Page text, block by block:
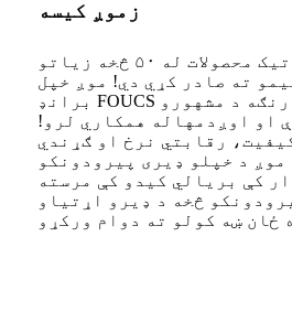
زموږ کیسه
موږ خپل نیوماتیک محصولات له ۵۰ څخه زیاتو
ته صادر کړي دي! موږ خپل
برانډ FOUCS لرو او همدارنګه د مشهورو
او اوږدمهاله همکاري لرو!
رقابتي نرخ او ګړندي
موږ د خپلو ډیری پیرودونکو
کې بریالي کیدو کې مرسته
څخه د ډیرو اړتیاو